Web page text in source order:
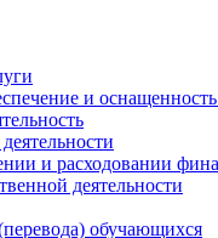
и
и расходовании
деятельности
обучающихся